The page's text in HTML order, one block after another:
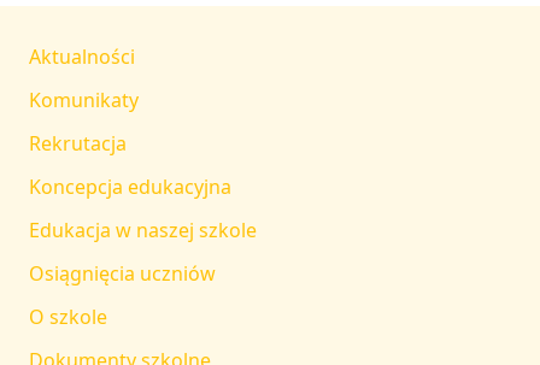
Aktualności
Komunikaty
Rekrutacja
Koncepcja edukacyjna
Edukacja w naszej szkole
Osiągnięcia uczniów
O szkole